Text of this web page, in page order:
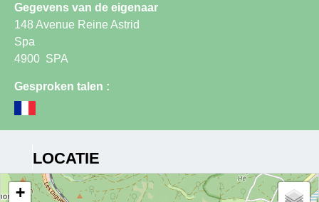
Gegevens van de eigenaar
148 Avenue Reine Astrid
Spa
4900 SPA
Gesproken talen :
LOCATIE
+